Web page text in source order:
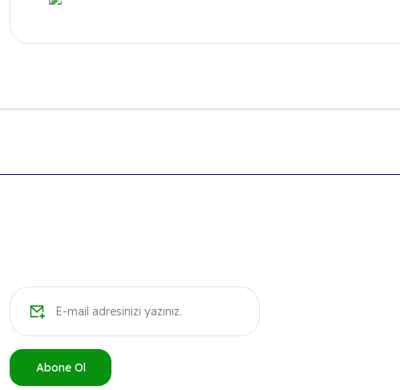
Görüş ve önerileriniz için teşekkür ederiz.
Abone Ol